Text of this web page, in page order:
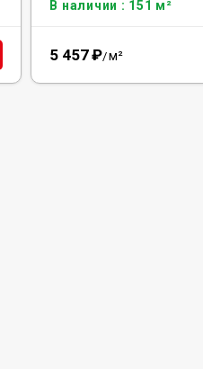
В наличии : 151 м²
5 457₽/м²